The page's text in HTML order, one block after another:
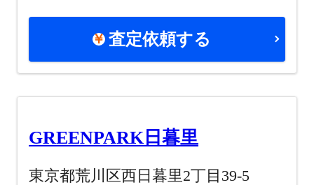
査定依頼する
GREENPARK日暮里
東京都荒川区西日暮里2丁目39-5